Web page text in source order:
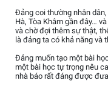
Đảng coi thường nhân
Hà, Tòa Khâm gần đây…
và chờ đợi thêm sự thật,
là đảng ta có khả năng và
Đảng muốn tạo một bài
một bài học tự trọng nêu
nhà báo rất đáng được